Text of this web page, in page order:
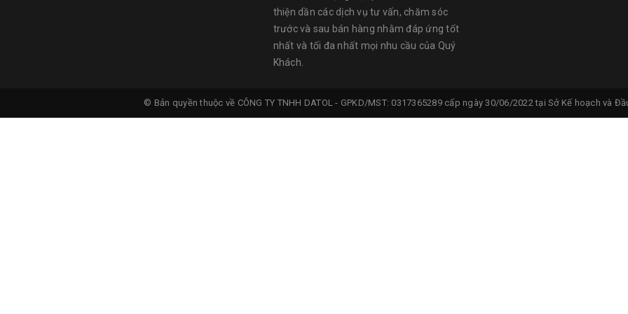
thiện dần các dịch vụ tư vấn, chăm sóc
trước và sau bán hàng nhằm đáp ứng tốt
nhất và tối đa nhất mọi nhu cầu của Quý
Khách.
© Bản quyền thuộc về CÔNG TY TNHH DATOL - GPKD/MST: 0317365289 cấp ngày 30/06/2022 tại Sở Kế hoạch và